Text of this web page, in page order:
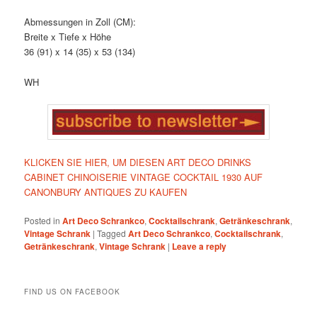
Abmessungen in Zoll (CM):
Breite x Tiefe x Höhe
36 (91) x 14 (35) x 53 (134)
WH
KLICKEN SIE HIER, UM DIESEN ART DECO DRINKS
CABINET CHINOISERIE VINTAGE COCKTAIL 1930 AUF
CANONBURY ANTIQUES ZU KAUFEN
Posted in Art Deco Schrankco,Cocktailschrank,Getränkeschrank,
Vintage Schrank |Tagged Art Deco Schrankco,Cocktailschrank,
Getränkeschrank,Vintage Schrank | Leave a reply
FIND US ON FACEBOOK